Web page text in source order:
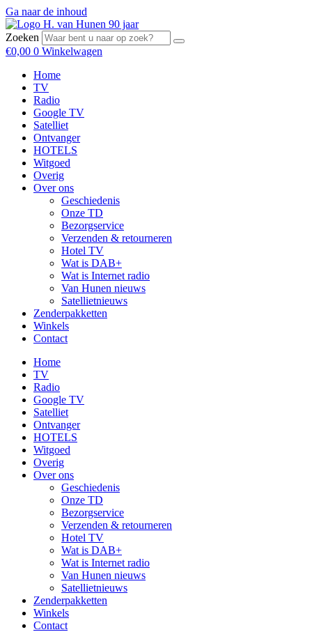
Ga naar de inhoud
Zoeken
€0,00 0 Winkelwagen
Home
TV
Radio
Google TV
Satelliet
Ontvanger
HOTELS
Witgoed
Overig
Over ons
Geschiedenis
Onze TD
Bezorgservice
Verzenden & retourneren
Hotel TV
Wat is DAB+
Wat is Internet radio
Van Hunen nieuws
Satellietnieuws
Zenderpakketten
Winkels
Contact
Home
TV
Radio
Google TV
Satelliet
Ontvanger
HOTELS
Witgoed
Overig
Over ons
Geschiedenis
Onze TD
Bezorgservice
Verzenden & retourneren
Hotel TV
Wat is DAB+
Wat is Internet radio
Van Hunen nieuws
Satellietnieuws
Zenderpakketten
Winkels
Contact